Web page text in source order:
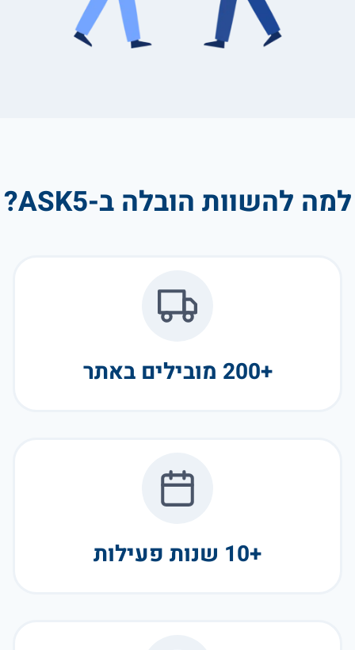
למה להשוות הובלה ב-ASK5?
+200 מובילים באתר
+10 שנות פעילות